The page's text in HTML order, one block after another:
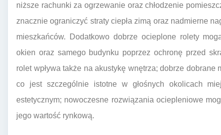
niższe rachunki za ogrzewanie oraz chłodzenie
znacznie ograniczyć straty ciepła zimą oraz nadmierne
mieszkańców. Dodatkowo dobrze ocieplone rolety
okien oraz samego budynku poprzez ochronę przed
rolet wpływa także na akustykę wnętrza; dobrze dobrane
co jest szczególnie istotne w głośnych okolicach
estetycznym; nowoczesne rozwiązania ociepleniowe
jego wartość rynkową.